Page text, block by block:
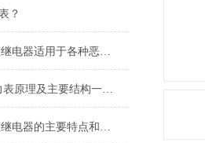
？
sf6气体密度继电器适用于各种恶劣环境和气候条件
YK抗震压力表原理及主要结构一览，必看
sf6气体密度继电器的主要特点和具体操作流程